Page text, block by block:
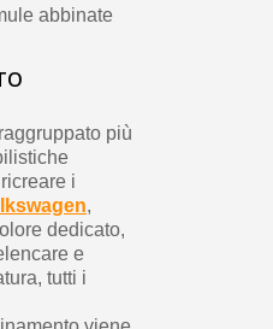
abbinate
più
i
,
dedicato,
e
tutti i